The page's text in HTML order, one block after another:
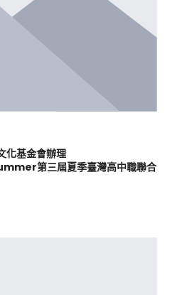
化基金會辦理
第三屆夏季臺灣高中職聯合